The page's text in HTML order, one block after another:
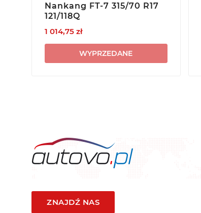
Nankang FT-7 315/70 R17
121/118Q
1 014,75 zł
WYPRZEDANE
ZNAJDŹ NAS